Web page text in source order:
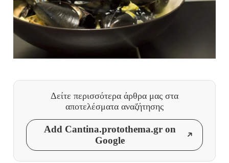
Δείτε περισσότερα άρθρα μας στα
αποτελέσματα αναζήτησης
Add Cantina.protothema.gr on
Google